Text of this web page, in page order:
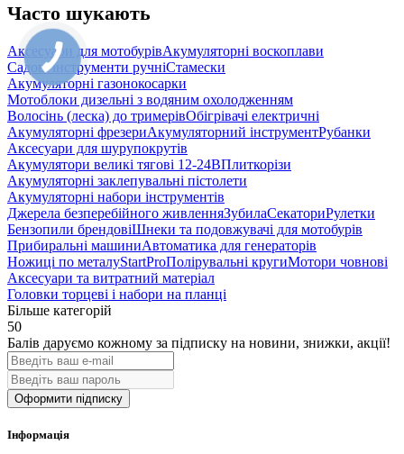
Часто шукають
Аксесуари для мотобурівАкумуляторні воскоплави
Cадові інструменти ручніСтамески
Акумуляторні газонокосарки
Мотоблоки дизельні з водяним охолодженням
Волосінь (леска) до тримерівОбігрівачі електричні
Акумуляторні фрезериАкумуляторний інструментРубанки
Аксесуари для шурупокрутів
Акумулятори великі тягові 12-24ВПлиткорізи
Акумуляторні заклепувальні пістолети
Акумуляторні набори інструментів
Джерела безперебійного живленняЗубилаСекаториРулетки
Бензопили брендовіШнеки та подовжувачі для мотобурів
Прибиральні машиниАвтоматика для генераторів
Ножиці по металуStartProПолірувальні кругиМотори човнові
Аксесуари та витратний матеріал
Головки торцеві і набори на планці
Більше категорій
50
Балів даруємо кожному за підписку на новини, знижки, акції!
Оформити підписку
Інформація